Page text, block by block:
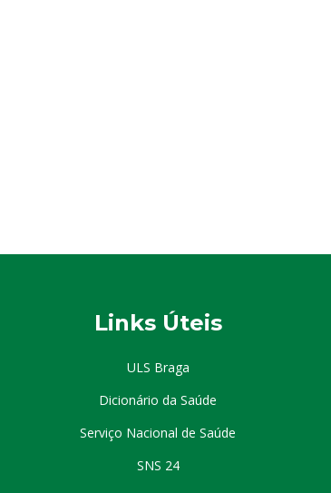
Links Úteis
ULS Braga
Dicionário da Saúde
Serviço Nacional de Saúde
SNS 24